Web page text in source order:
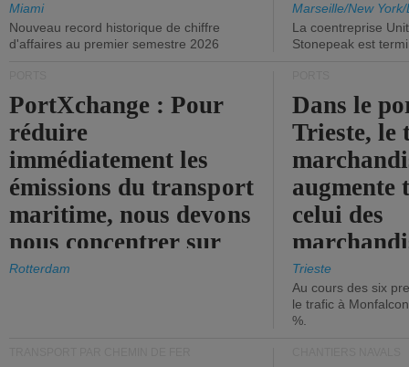
Miami
Nouveau record historique de chiffre
d'affaires au premier semestre 2026
Marseille/New
La coentreprise
Stonepeak est
PortXchange : Pour
réduire
immédiatement les
émissions du transport
maritime, nous devons
nous concentrer sur
les ports.
Rotterdam
Dans le
Trieste, le
augmente
celui des
diminue.
Trieste
Au cours des six
le trafic à
%.